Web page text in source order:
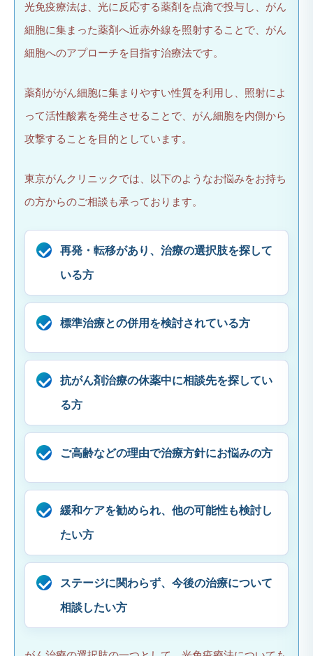
光免疫療法は、光に反応する薬剤を点滴で投与し、がん
細胞に集まった薬剤へ近赤外線を照射することで、がん
細胞へのアプローチを目指す治療法です。
薬剤ががん細胞に集まりやすい性質を利用し、照射によ
って活性酸素を発生させることで、がん細胞を内側から
攻撃することを目的としています。
東京がんクリニックでは、以下のようなお悩みをお持ち
の方からのご相談も承っております。
再発・転移があり、治療の選択肢を探して
いる方
標準治療との併用を検討されている方
抗がん剤治療の休薬中に相談先を探してい
る方
ご高齢などの理由で治療方針にお悩みの方
緩和ケアを勧められ、他の可能性も検討し
たい方
ステージに関わらず、今後の治療について
相談したい方